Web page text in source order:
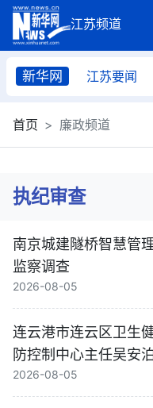
新华网 江苏要闻
首页 廉政频道
执纪审查
南京城建隧桥智慧管
监察调查
2026-08-05
连云港市连云区卫生
防控制中心主任吴安
2026-08-05